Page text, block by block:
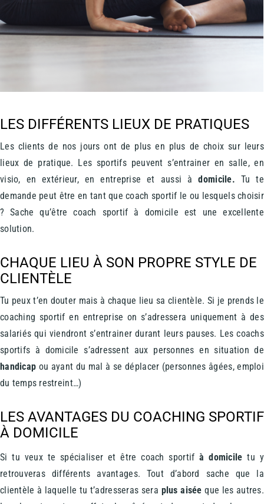
LES DIFFÉRENTS LIEUX DE PRATIQUES
Les clients de nos jours ont de plus en plus de choix sur leurs
lieux de pratique. Les sportifs peuvent s’entrainer en salle, en
visio, en extérieur, en entreprise et aussi àdomicile. Tu te
demande peut être en tant que coach sportif le ou lesquels choisir
? Sache qu’être coach sportif à domicile est une excellente
solution.
CHAQUE LIEU À SON PROPRE STYLE DE
CLIENTÈLE
Tu peux t’en douter mais à chaque lieu sa clientèle. Si je prends le
coaching sportif en entreprise on s’adressera uniquement à des
salariés qui viendront s’entrainer durant leurs pauses. Les coachs
sportifs à domicile s’adressent aux personnes en situation de
handicap ou ayant du mal à se déplacer (personnes âgées,emploi
du temps restreint…)
LES AVANTAGES DU COACHING SPORTIF
À DOMICILE
Si tu veux te spécialiser et être coach sportif à domicile tu y
retrouveras différents avantages. Tout d’abord sache que la
clientèle à laquelle tu t’adresseras sera plus aisée que les autres.